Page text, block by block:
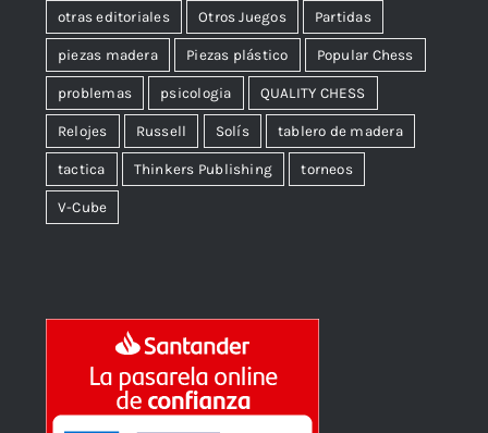
otras editoriales Otros Juegos Partidas
piezas madera Piezas plástico Popular Chess
problemas psicologia QUALITY CHESS
Relojes Russell Solís tablero de madera
tactica Thinkers Publishing torneos
V-Cube